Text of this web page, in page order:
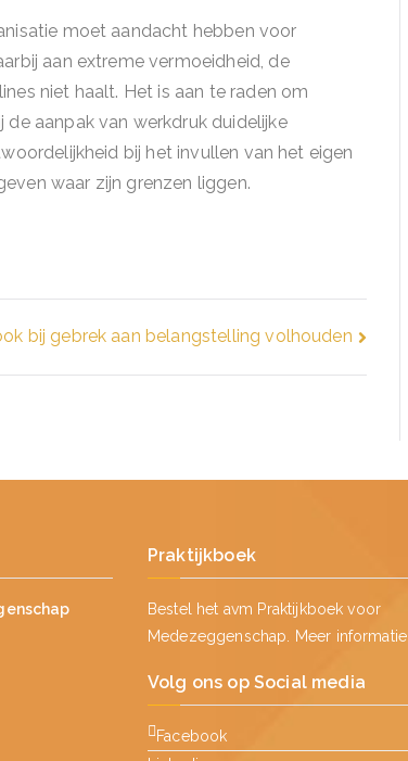
moet aandacht hebben voor
aan extreme vermoeidheid, de
niet haalt. Het is aan te raden om
aanpak van werkdruk duidelijke
bij het invullen van het eigen
waar zijn grenzen liggen.
bij gebrek aan belangstelling volhouden
Praktijkboek
Bestel het avm Praktijkboek voor
Medezeggenschap.
Meer informatie…
Volg ons op Social media
Facebook